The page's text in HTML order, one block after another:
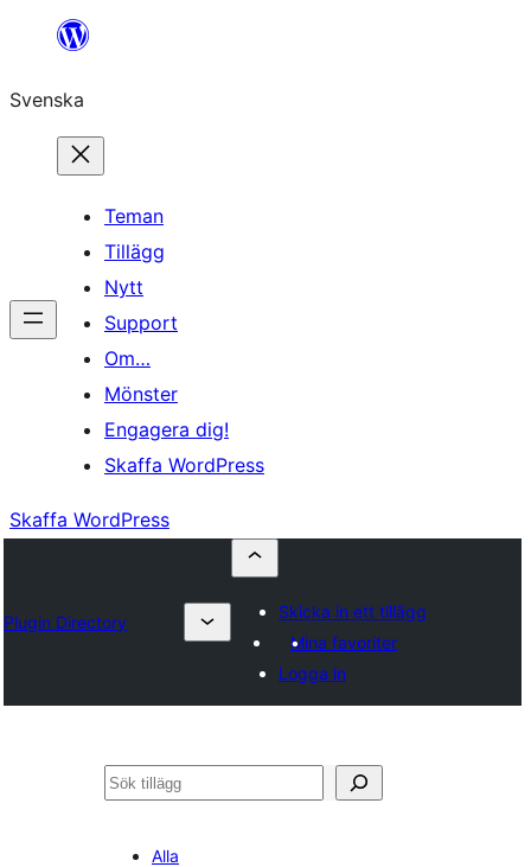
Hoppa
innehåll
Svenska
Teman
Tillägg
Nytt
Support
Om…
Mönster
Engagera dig!
Skaffa WordPress
Skaffa WordPress
Plugin Directory
Skicka in ett tillägg
Mina favoriter
Logga in
Sök
Alla